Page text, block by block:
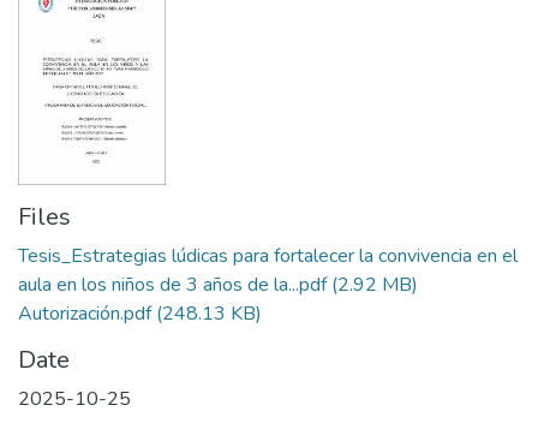
Files
Tesis_Estrategias lúdicas para fortalecer la convivencia en el
aula en los niños de 3 años de la...pdf(2.92 MB)
Autorización.pdf(248.13 KB)
Date
2025-10-25